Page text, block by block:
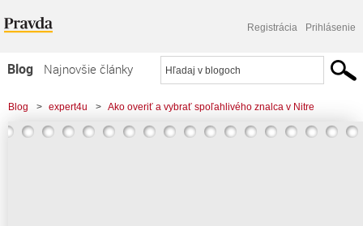
Registrácia Prihlásenie
Blog
Najnovšie články
Najčítanejšie články
Najkomentovanejšie články
Blog > expert4u > Ako overiť a vybrať spoľahlivého znalca v Nitre